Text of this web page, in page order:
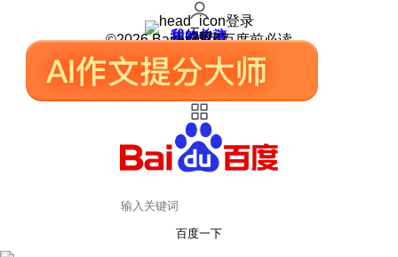
登录
我的关注
我的收藏
皮肤中心
用户反馈
设置
©2026 Baidu 使用百度前必读
百度一下